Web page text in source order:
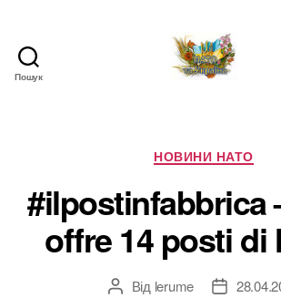
Пошук
Новини
про
НАТО
в
Україні
Категорії
НОВИНИ НАТО
#ilpostinfabbrica
offre 14 posti di
Автор
Від lerume
Дата